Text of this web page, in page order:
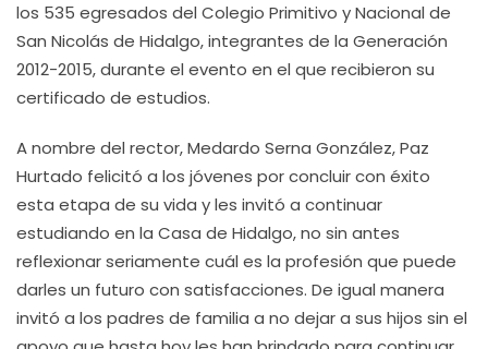
los 535 egresados del Colegio Primitivo y Nacional de
San Nicolás de Hidalgo, integrantes de la Generación
2012-2015, durante el evento en el que recibieron su
certificado de estudios.
A nombre del rector, Medardo Serna González, Paz
Hurtado felicitó a los jóvenes por concluir con éxito
esta etapa de su vida y les invitó a continuar
estudiando en la Casa de Hidalgo, no sin antes
reflexionar seriamente cuál es la profesión que puede
darles un futuro con satisfacciones. De igual manera
invitó a los padres de familia a no dejar a sus hijos sin el